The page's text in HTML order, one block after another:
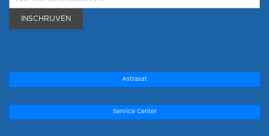
INSCHRIJVEN
Astrasat
Service Center